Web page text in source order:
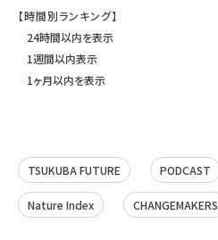
【時間別ランキング】
24時間以内を表示
1週間以内表示
1ヶ月以内を表示
TSUKUBA FUTURE PODCAST
Nature Index CHANGEMAKERS